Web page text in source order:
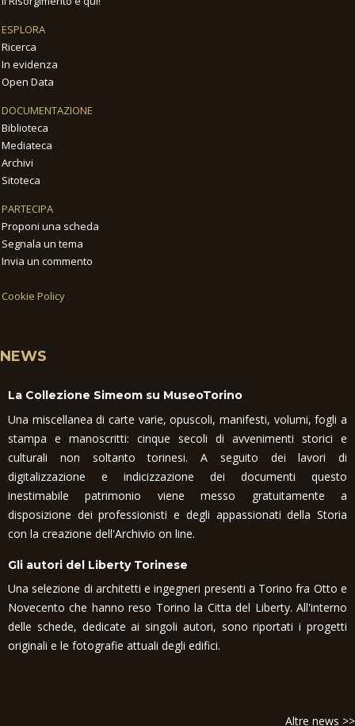
ESPLORA
Ricerca
In evidenza
Open Data
DOCUMENTAZIONE
Biblioteca
Mediateca
Archivi
Sitoteca
PARTECIPA
Proponi una scheda
Segnala un tema
Invia un commento
Cookie Policy
NEWS
La Collezione Simeom su MuseoTorino
Una miscellanea di carte varie, opuscoli, manifesti, volumi, fogli a
stampa e manoscritti: cinque secoli di avvenimenti storici e
culturali non soltanto torinesi. A seguito dei lavori di
digitalizzazione e indicizzazione dei documenti questo
inestimabile patrimonio viene messo gratuitamente a
disposizione dei professionisti e degli appassionati della Storia
con la creazione dell'Archivio on line.
Gli autori del Liberty Torinese
Una selezione di architetti e ingegneri presenti a Torino fra Otto e
Novecento che hanno reso Torino la Citta del Liberty. All'interno
delle schede, dedicate ai singoli autori, sono riportati i progetti
originali e le fotografie attuali degli edifici.
Altre news >>